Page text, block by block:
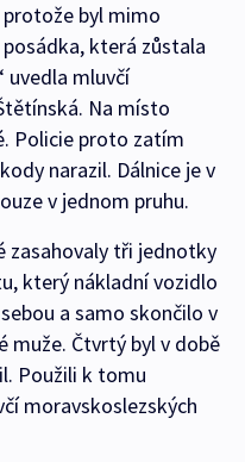
byl mimo
která zůstala
uvedla mluvčí
Na místo
Policie proto zatím
narazil. Dálnice je v
v jednom pruhu.
zasahovaly tři jednotky
který nákladní vozidlo
a samo skončilo v
muže. Čtvrtý byl v době
Použili k tomu
moravskoslezských